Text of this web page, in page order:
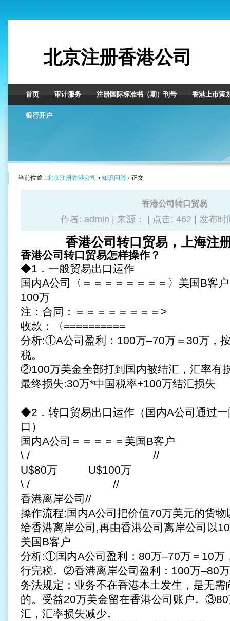
北京注册香港公司
首页 审计服务 注册国际标准书（期）刊号 香港上市策
银行开户
当前位置 : 北京注册香港公司 › 知识问答› 正文
香港公司转口贸易
作者: admin | 来源： | 点击: 462 | 发布时
香港公司转口贸易， 上海注
香港公司转口贸易怎样操作？
◆1．一般贸易出口运作
国内A公司〈＝＝＝＝＝＝＝＝〉美国B客户
100万
注：合同：＝＝＝＝＝＝＝＝>
收款：〈==========
分析:①A公司盈利：100万–70万＝30万，
税。
②100万美金全部打到国内被结汇，汇率有
最终损失:30万*中国税率+100万结汇损失
◆2．转口贸易出口运作（国内A公司通过
口）
国内A公司＝＝＝＝＝美国B客户
\ / //
U$80万 U$100万
\ / //
香港离岸公司//
操作流程:国内A公司把价值70万美元的货
给香港离岸公司,再由香港公司离岸公司以
美国B客户
分析:①国内A公司盈利：80万–70万＝10万
行完税。②香港离岸公司盈利：100万–80
务法规定：业务不在香港本土发生，是无需
的。受益20万美金留在香港公司账户。
汇，汇率损失减少。